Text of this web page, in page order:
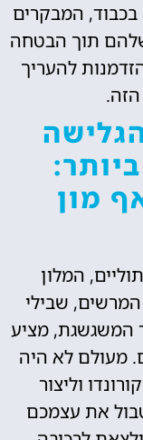
בכבוד, המבקרים
שלהם תוך הבטחה
להעריך
מון
המלון
שבילי
המשגשגת, מציע
מעולם לא היה
וליצור
את עצמכם